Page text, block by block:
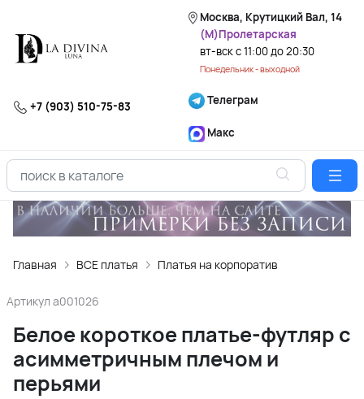
Москва, Крутицкий Вал, 14
(М)Пролетарская
вт-вск с 11:00 до 20:30
Понедельник - выходной
+7 (903) 510-75-83 Телеграм
Макс
Главная ВСЕ платья Платья на корпоратив
Артикул a001026
Белое короткое платье-футляр с
асимметричным плечом и
перьями